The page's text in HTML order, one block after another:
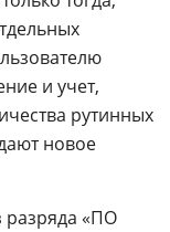
и учет,
рутинных
новое
разряда «ПО